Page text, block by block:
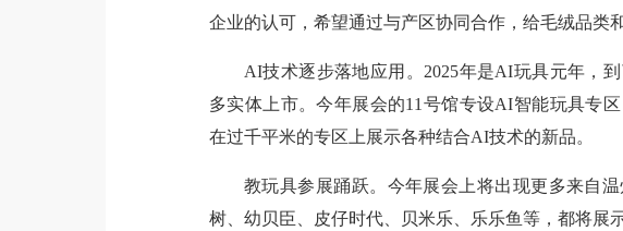
企业的认可，希望通过与产区协同合作，给毛绒品类
AI技术逐步落地应用。2025年是AI玩具元年，
多实体上市。今年展会的11号馆专设AI智能玩具专
在过千平米的专区上展示各种结合AI技术的新品。
教玩具参展踊跃。今年展会上将出现更多来自
树、幼贝臣、皮仔时代、贝米乐、乐乐鱼等，都将展